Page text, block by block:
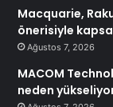
Macquarie,
önerisiyle
Ağustos 7, 2026
MACOM
neden